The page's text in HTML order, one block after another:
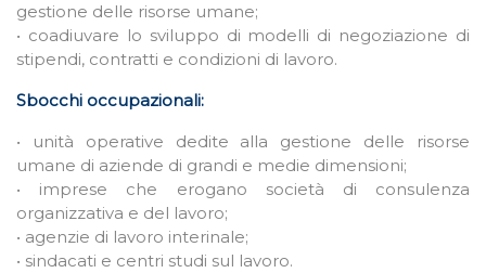
gestione delle risorse umane;
• coadiuvare lo sviluppo di modelli di negoziazione di
stipendi, contratti e condizioni di lavoro.
Sbocchi occupazionali:
• unità operative dedite alla gestione delle risorse
umane di aziende di grandi e medie dimensioni;
• imprese che erogano società di consulenza
organizzativa e del lavoro;
• agenzie di lavoro interinale;
• sindacati e centri studi sul lavoro.